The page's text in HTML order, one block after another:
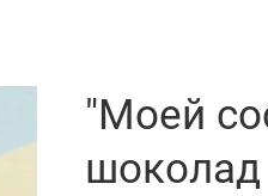
"Моей
шоколад